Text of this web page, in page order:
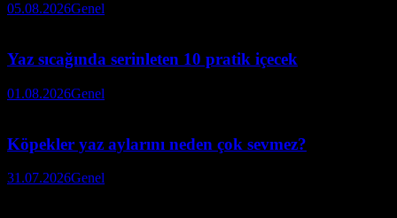
05.08.2026Genel
Yaz sıcağında serinleten 10 pratik içecek
01.08.2026Genel
Köpekler yaz aylarını neden çok sevmez?
31.07.2026Genel